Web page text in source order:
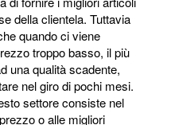
della clientela. Tuttavia
quando ci viene
troppo basso, il più
una qualità scadente,
nel giro di pochi mesi.
settore consiste nel
o alle migliori